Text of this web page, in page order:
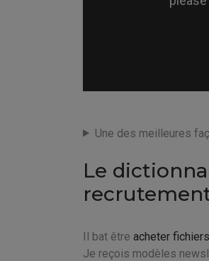
Une des meilleures
Le
Il bat être acheter
Je reçois modèles